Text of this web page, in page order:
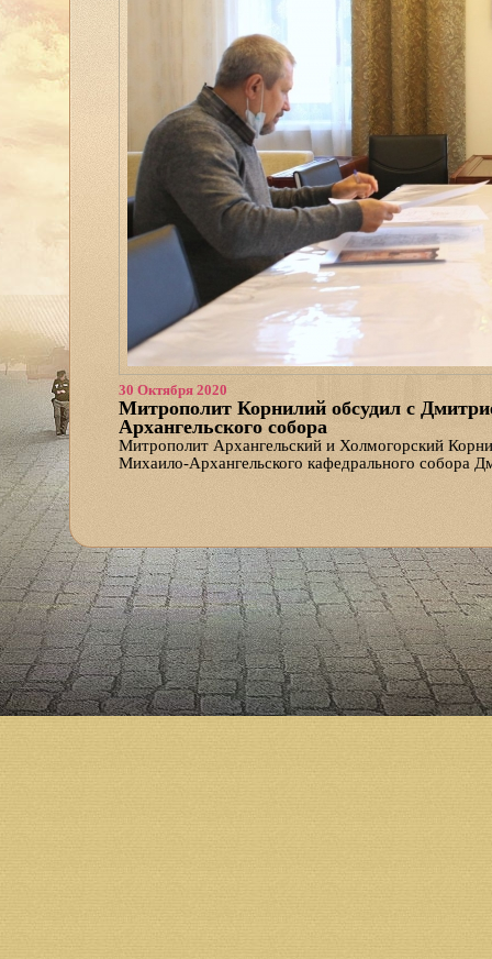
30 Октября 2020
Митрополит Корнилий обсудил с
Архангельского собора
Митрополит Архангельский и Холмогорский
Михаило-Архангельского кафедрального собора
Отметим, что роспись выполняют художники
«Специалисты трудятся не покладая рук, и их
Собор расписывают в академическом стиле
Богоявленского Елоховского собора Москвы».
Напомним, что подготовка к строительству
году по благословению Святейшего Патриарха
Холмогорский Тихон освятил закладной камень в
началось активное возведение стен. Тогда же в